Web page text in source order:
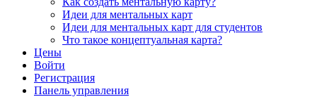
Идеи для ментальных карт
Идеи для ментальных карт для студентов
Что такое концептуальная карта?
Цены
Войти
Регистрация
Панель управления